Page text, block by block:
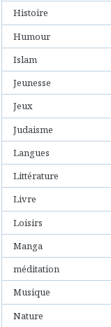
Histoire
Humour
Islam
Jeunesse
Jeux
Judaisme
Langues
Littérature
Livre
Loisirs
Manga
méditation
Musique
Nature